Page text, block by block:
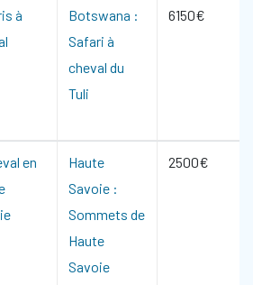
à
Botswana :
Safari à
cheval du
Tuli
6150€
en
Haute
Savoie :
Sommets de
Haute
Savoie
2500€